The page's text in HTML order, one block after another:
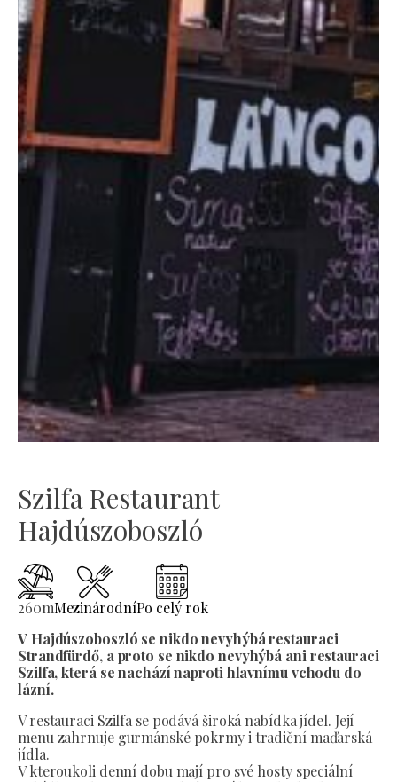
Szilfa Restaurant
Hajdúszoboszló
260mMezinárodníPo celý rok
V Hajdúszoboszló se nikdo nevyhýbá restauraci
Strandfürdő, a proto se nikdo nevyhýbá ani restauraci
Szilfa, která se nachází naproti hlavnímu vchodu do
lázní.
V restauraci Szilfa se podává široká nabídka jídel. Její
menu zahrnuje gurmánské pokrmy i tradiční maďarská
jídla.
V kteroukoli denní dobu mají pro své hosty speciální